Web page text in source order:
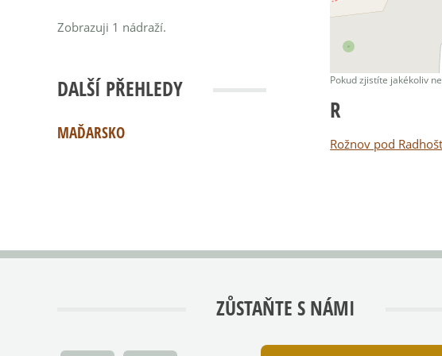
Zobrazuji 1 nádraží.
DALŠÍ PŘEHLEDY
MAĎARSKO
Pokud zjistíte jakékoliv
R
Rožnov pod
ZŮSTAŇTE S NÁMI